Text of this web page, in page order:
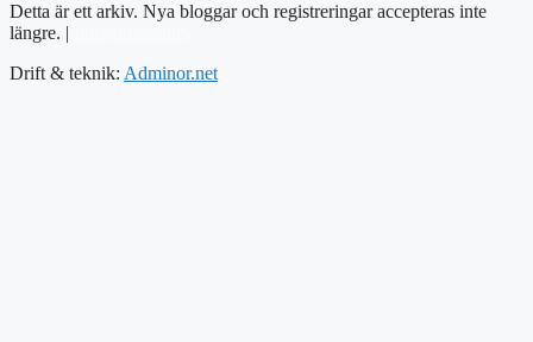
Detta är ett arkiv. Nya bloggar och registreringar accepteras inte
längre. |
Drift & teknik: Adminor.net